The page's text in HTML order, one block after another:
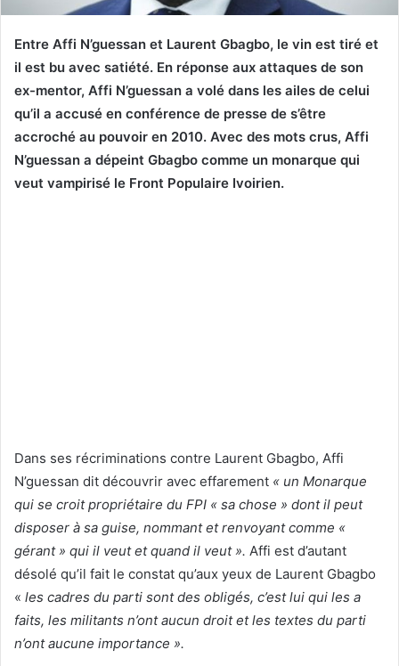
Entre Affi N’guessan et Laurent Gbagbo, le vin est tiré et
il est bu avec satiété. En réponse aux attaques de son
ex-mentor, Affi N’guessan a volé dans les ailes de celui
qu’il a accusé en conférence de presse de s’être
accroché au pouvoir en 2010. Avec des mots crus, Affi
N’guessan a dépeint Gbagbo comme un monarque qui
veut vampirisé le Front Populaire Ivoirien.
Dans ses récriminations contre Laurent Gbagbo, Affi
N’guessan dit découvrir avec effarement « un Monarque
qui se croit propriétaire du FPI « sa chose » dont il peut
disposer à sa guise, nommant et renvoyant comme «
gérant » qui il veut et quand il veut ». Affi est d’autant
désolé qu’il fait le constat qu’aux yeux de Laurent Gbagbo
« les cadres du parti sont des obligés, c’est lui qui les a
faits, les militants n’ont aucun droit et les textes du parti
n’ont aucune importance ».